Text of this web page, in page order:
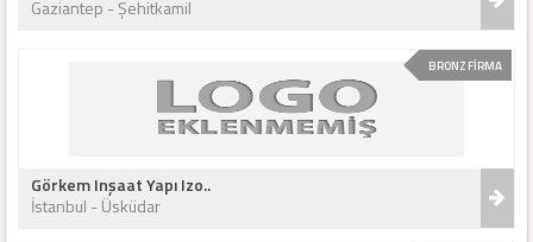
Gaziantep - Şehitkamil
BRONZ FİRMA
Görkem Inşaat Yapı Izo..
İstanbul - Üsküdar